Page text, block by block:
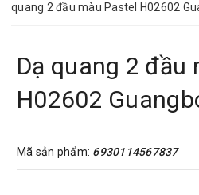
quang 2 đầu màu Pastel H02602
Dạ quang 2 đầu
H02602
Mã sản phẩm: 6930114567837